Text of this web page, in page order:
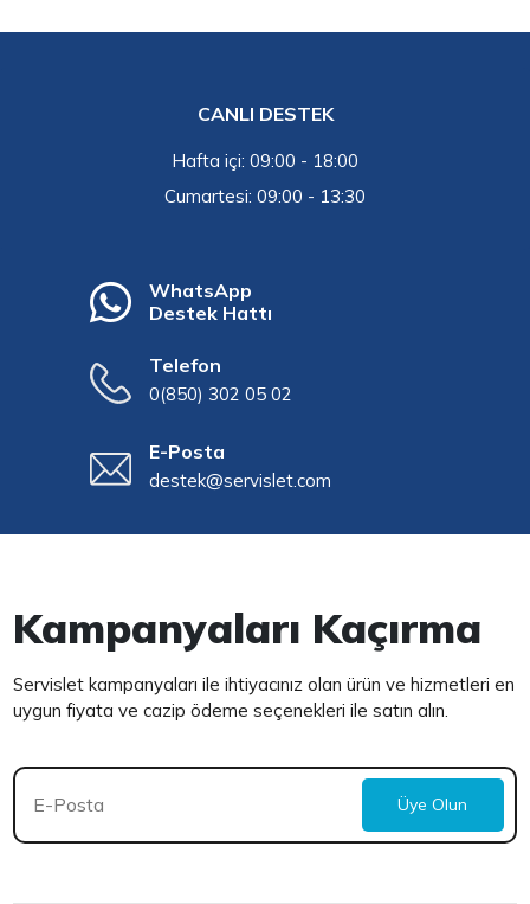
CANLI DESTEK
Hafta içi: 09:00 - 18:00
Cumartesi: 09:00 - 13:30
WhatsApp
Destek Hattı
Telefon
0(850) 302 05 02
E-Posta
destek@servislet.com
Kampanyaları Kaçırma
Servislet kampanyaları ile ihtiyacınız olan ürün ve hizmetleri en
uygun fiyata ve cazip ödeme seçenekleri ile satın alın.
Üye Olun